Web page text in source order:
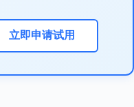
立即申请试用